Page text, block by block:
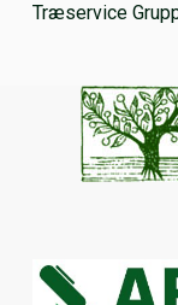
Træservice